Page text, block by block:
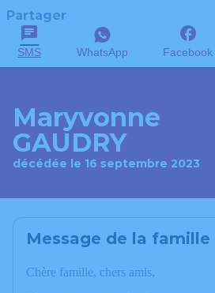
Partager
SMS WhatsApp Facebook
Maryvonne
GAUDRY
décédée le 16 septembre 2023
Message de la famille
Chère famille, chers amis,